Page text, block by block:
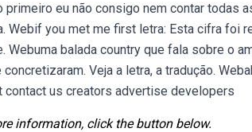
eu não consigo nem contar todas
Webif you met me first letra: Esta cifra foi
balada country que fala sobre o
Veja a letra, a tradução.
us creators advertise developers
information, click the button below.